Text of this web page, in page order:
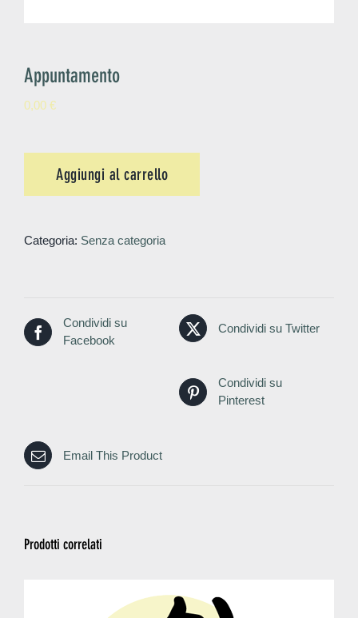
Appuntamento
0,00 €
Aggiungi al carrello
Categoria: Senza categoria
Condividi su
Facebook
Condividi su Twitter
Condividi su
Pinterest
Email This Product
Prodotti correlati